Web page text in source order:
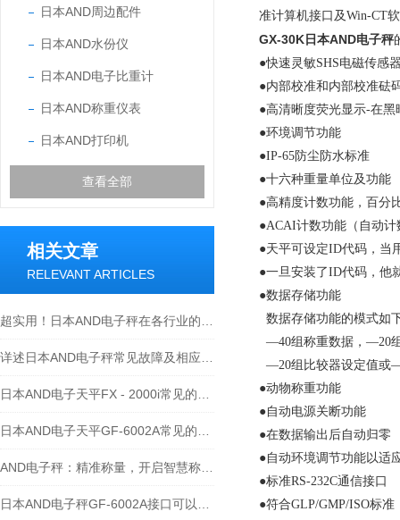
日本AND周边配件
日本AND水份仪
日本AND电子比重计
日本AND称重仪表
日本AND打印机
查看全部
相关文章
RELEVANT ARTICLES
准计算机接口及Win-CT
GX-30K日本AND电子秤
●快速灵敏SHS电磁传感
●内部校准和内部校准砝
●高清晰度荧光显示-在
●环境调节功能
●IP-65防尘防水标准
●十六种重量单位及功能
●高精度计数功能，百分
●ACAI计数功能（自动
●天平可设定ID代码，当
●一旦安装了ID代码，他
●数据存储功能
数据存储功能的模式如
—40组称重数据，—20
—20组比较器设定值或
●动物称重功能
●自动电源关断功能
●在数据输出后自动归零
●自动环境调节功能以适
●标准RS-232C通信接口
●符合GLP/GMP/ISO标准